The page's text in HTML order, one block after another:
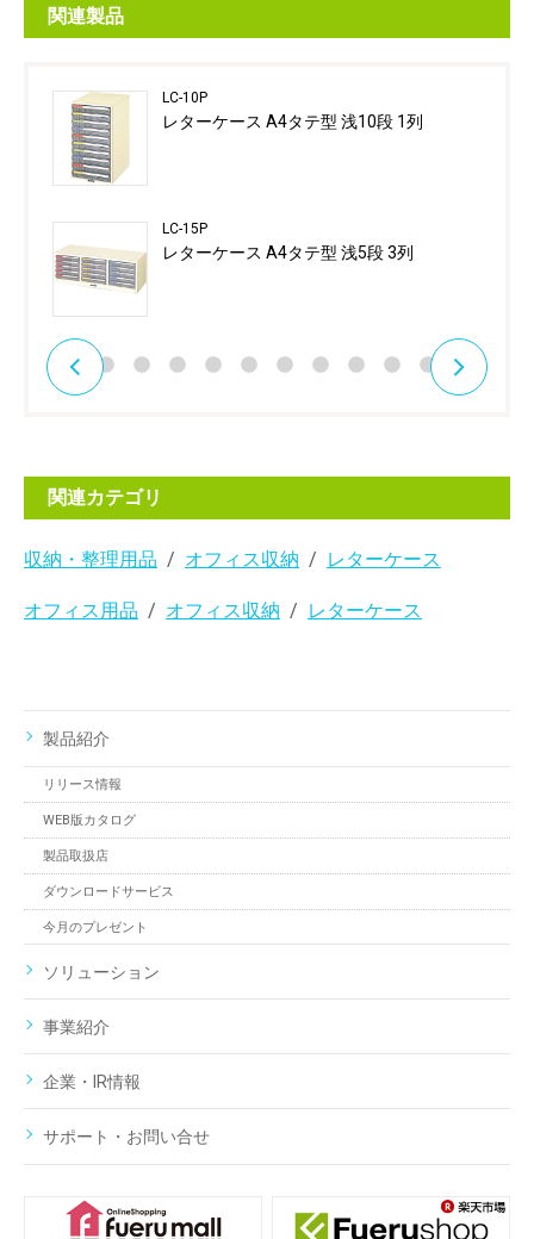
関連製品
LC-10P
レターケース A4タテ型 浅10段 1列
LC-15P
レターケース A4タテ型 浅5段 3列
関連カテゴリ
収納・整理用品 オフィス収納 レターケース
オフィス用品 オフィス収納 レターケース
製品紹介
リリース情報
WEB版カタログ
製品取扱店
ダウンロードサービス
今月のプレゼント
ソリューション
事業紹介
企業・IR情報
サポート・お問い合せ